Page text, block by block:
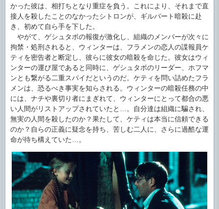
かった彼は、相打ちとなり重症を負う。これにより、それまで直
接人を殺したことのなかったシトロンが、ギルバート暗殺に赴
き、初めて自ら手を下した。
やがて、ゲシュタポの報復が激化し、組織のメンバーが次々に
拘禁・処刑されると、ウィンターは、フラメンの恋人の諜報員ケ
ティを密告者と断定し、彼らに彼女の暗殺を命じた。彼女はウィ
ンターの運び屋であると同時に、ゲシュタポのリーダー、ホフマ
ンとも繋がる二重スパイだというのだ。ケティを問い詰めたフラ
メンは、恐るべき事実を知らされる。ウィンターの暗殺任務の中
には、ナチや裏切り者にまぎれて、ウィンターにとって都合の悪
い人間がリストアップされていたと…。自分達は組織に騙され、
無実の人間を殺したのか？果たして、ケティは本当に信頼できる
のか？自らの正義に疑念を持ち、苦しむ二人に、さらに過酷な運
命が待ち構えていた…。